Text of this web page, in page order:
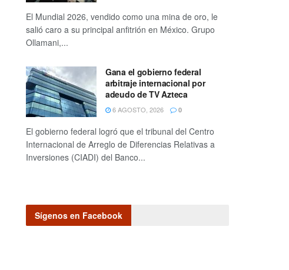
El Mundial 2026, vendido como una mina de oro, le
salió caro a su principal anfitrión en México. Grupo
Ollamani,...
Gana el gobierno federal
arbitraje internacional por
adeudo de TV Azteca
6 AGOSTO, 2026 0
El gobierno federal logró que el tribunal del Centro
Internacional de Arreglo de Diferencias Relativas a
Inversiones (CIADI) del Banco...
Sígenos en Facebook